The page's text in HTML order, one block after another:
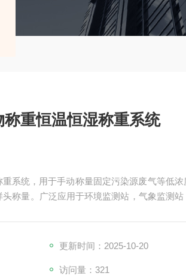
重恒温恒湿称重系统
系统，用于手动称量固定污染源废气等低
称量。广泛应用于环境监测站，气象监测站
更新时间：2025-10-20
访问量：321